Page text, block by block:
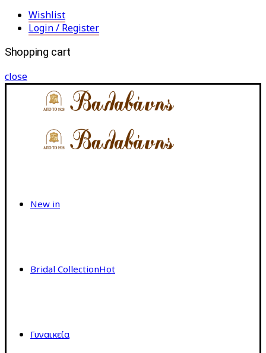
Wishlist
Login / Register
Shopping cart
close
New in
Bridal CollectionHot
Γυναικεία